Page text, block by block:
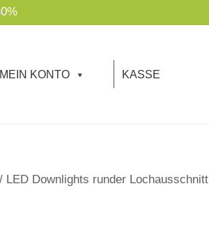
MEIN KONTO KASSE
/ LED Downlights runder Lochausschnitt